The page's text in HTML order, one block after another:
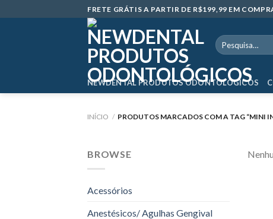
to
FRETE GRÁTIS A PARTIR DE R$199,99 EM
Pesquisar
por:
NEWDENTAL PRODUTOS ODONTOLÓGICOS
INÍCIO / PRODUTOS MARCADOS COM A TAG “MINI
BROWSE
Acessórios
Anestésicos/ Agulhas Gengival